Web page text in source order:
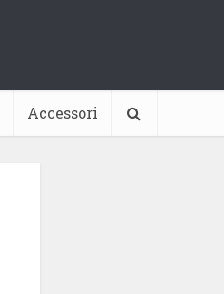
Accessori